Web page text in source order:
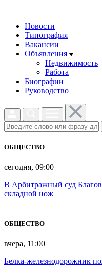
Новости
Типография
Вакансии
Объявления
Недвижимость
Работа
Биографии
Руководство
ОБЩЕСТВО
сегодня, 09:00
В Арбитражный суд
складной нож
ОБЩЕСТВО
вчера, 11:00
Белка-железнодорожник